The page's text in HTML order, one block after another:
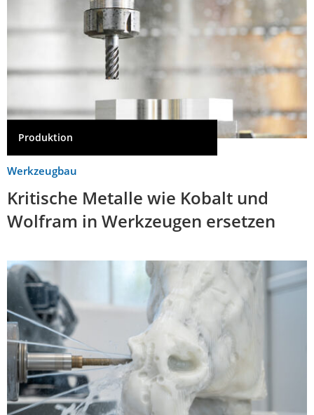
Produktion
Werkzeugbau
Kritische Metalle wie Kobalt und
Wolfram in Werkzeugen ersetzen